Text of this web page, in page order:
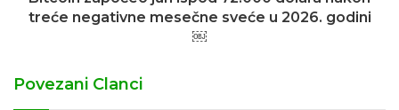
treće negativne mesečne sveće u 2026. godini
￼
Povezani Clanci